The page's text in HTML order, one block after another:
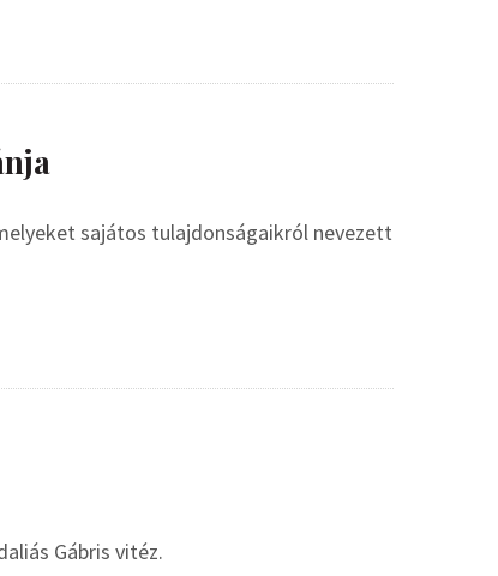
sajátos tulajdonságaikról nevezett
Gábris vitéz.